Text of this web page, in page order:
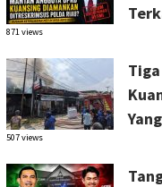
871 views
507 views